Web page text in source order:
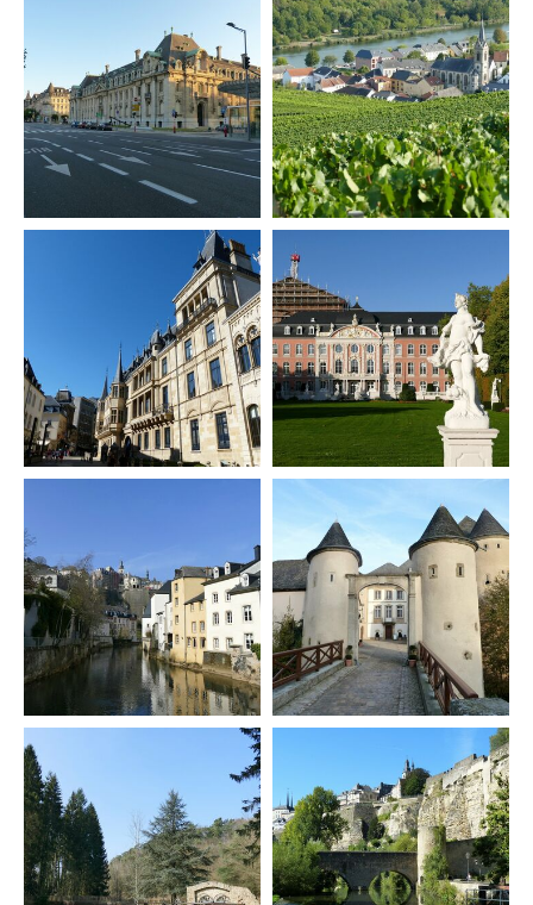
ORCID 0000-0002-5402-3860
Professor für Kulturwissenschaftliche
Grenzforschung an der Universität
Luxemburg
Leiter des Interdisziplinären
Kompetenzzentrums „UniGR-Center
for Border Studies“
Stv. Leiter des trinationalen Master in
Forschung zu Raum-, Identitäts-,
Praxis-, Grenztheorien und
vergrenzten Lebenswelten
Gründungsmitglied der
Arbeitsgruppen „Cultural Border
Studies” (KWG), „Bordertextures”
(UniGR-CBS) und „LABOR SwissLux“
Gutachter für internationale
Fachzeitschriften und
Fördereinrichtungen
Mitherausgeber der Buchreihe